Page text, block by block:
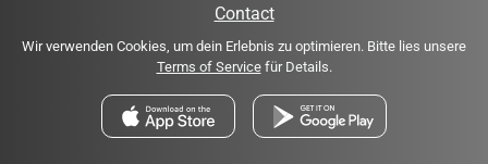
Contact
Wir verwenden Cookies, um dein Erlebnis zu optimieren. Bitte lies unsere
Terms of Servicefür Details.